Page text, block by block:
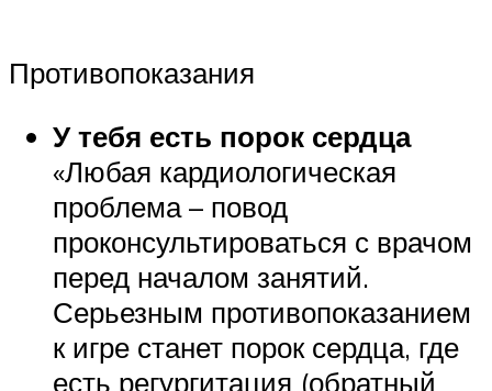
Противопоказания
У тебя есть порок сердца
«Любая кардиологическая
проблема – повод
проконсультироваться с врачом
перед началом занятий.
Серьезным противопоказанием
к игре станет порок сердца, где
есть регургитация (обратный